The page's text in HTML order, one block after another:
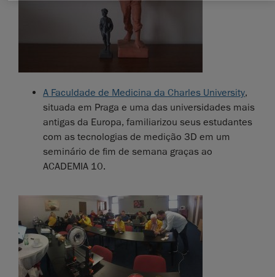
A Faculdade de Medicina da Charles University,
situada em Praga e uma das universidades mais
antigas da Europa, familiarizou seus estudantes
com as tecnologias de medição 3D em um
seminário de fim de semana graças ao
ACADEMIA 10.